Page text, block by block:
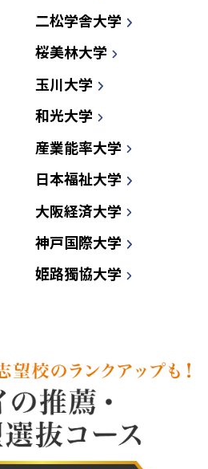
二松学舎大学
桜美林大学
玉川大学
和光大学
産業能率大学
日本福祉大学
大阪経済大学
神戸国際大学
姫路獨協大学